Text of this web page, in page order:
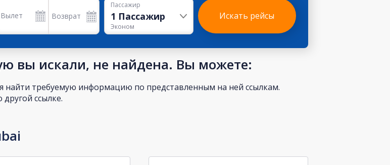
Вылет Возврат
Пассажир
1 Пассажир
Эконом
Искать рейсы
вы искали, не найдена. Вы можете:
найти требуемую информацию по представленным на ней ссылкам.
ссылке.